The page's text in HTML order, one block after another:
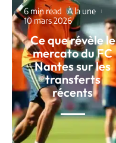
6 min read
À la une
10 mars 2026
Ce que révèle le
mercato du FC
Nantes sur les
transferts
récents